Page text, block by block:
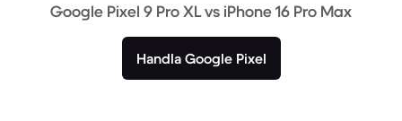
Google Pixel 9 Pro XL vs iPhone 16 Pro Max
Handla Google Pixel